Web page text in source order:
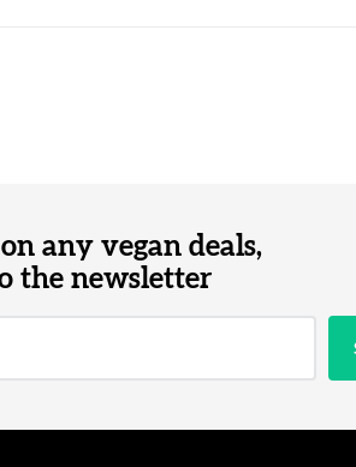
any vegan deals,
the newsletter